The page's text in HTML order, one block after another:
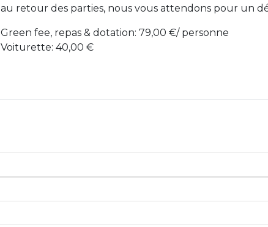
au retour des parties, nous vous attendons pour un
Green fee, repas & dotation: 79,00 €/ personne
Voiturette: 40,00 €